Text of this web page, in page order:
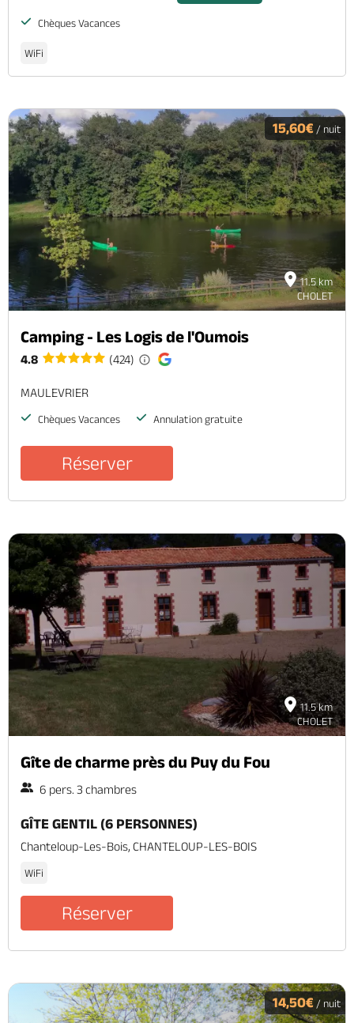
Chèques Vacances
WiFi
11.5 km
CHOLET
15,60€ / nuit
Camping - Les Logis de l'Oumois
4.8 (424)
MAULEVRIER
Chèques Vacances Annulation gratuite
Réserver
11.5 km
CHOLET
Gîte de charme près du Puy du Fou
6 pers. 3 chambres
GÎTE GENTIL (6 PERSONNES)
Chanteloup-Les-Bois, CHANTELOUP-LES-BOIS
WiFi
Réserver
14,50€ / nuit